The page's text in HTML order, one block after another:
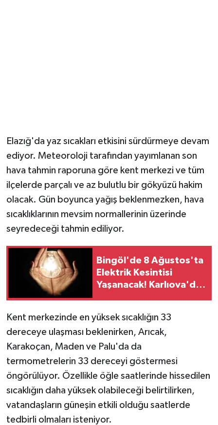
Elazığ'da yaz sıcakları etkisini sürdürmeye devam
ediyor. Meteoroloji tarafından yayımlanan son
hava tahmin raporuna göre kent merkezi ve tüm
ilçelerde parçalı ve az bulutlu bir gökyüzü hakim
olacak. Gün boyunca yağış beklenmezken, hava
sıcaklıklarının mevsim normallerinin üzerinde
seyredeceği tahmin ediliyor.
Bingöl'de 8 Ağustos'ta
Elektrik Kesintisi
Yaşanacak! Karlıova'da
Kent merkezinde en yüksek sıcaklığın 33
dereceye ulaşması beklenirken, Arıcak,
Karakoçan, Maden ve Palu'da da
termometrelerin 33 dereceyi göstermesi
öngörülüyor. Özellikle öğle saatlerinde hissedilen
sıcaklığın daha yüksek olabileceği belirtilirken,
vatandaşların güneşin etkili olduğu saatlerde
tedbirli olmaları isteniyor.